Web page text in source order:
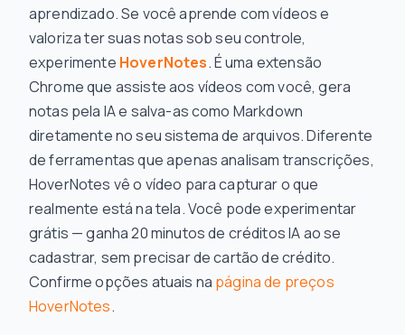
aprendizado. Se você aprende com vídeos e
valoriza ter suas notas sob seu controle,
experimente HoverNotes. É uma extensão
Chrome que assiste aos vídeos com você, gera
notas pela IA e salva-as como Markdown
diretamente no seu sistema de arquivos. Diferente
de ferramentas que apenas analisam transcrições,
HoverNotes vê o vídeo para capturar o que
realmente está na tela. Você pode experimentar
grátis — ganha 20 minutos de créditos IA ao se
cadastrar, sem precisar de cartão de crédito.
Confirme opções atuais na página de preços
HoverNotes.